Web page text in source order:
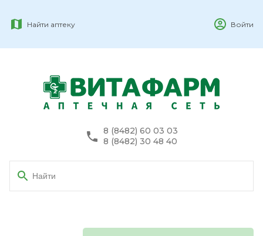
Найти аптеку Войти
8 (8482) 60 03 03
8 (8482) 30 48 40